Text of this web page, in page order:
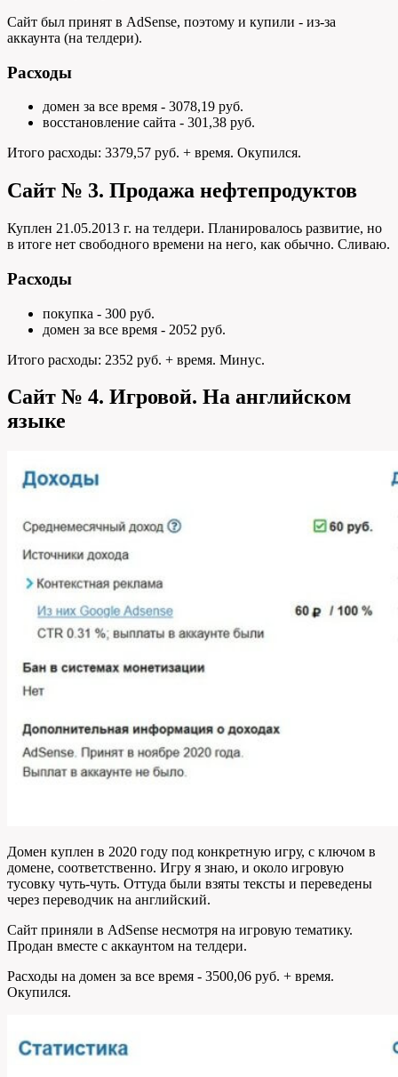
Сайт был принят в AdSense, поэтому и купили - из-за
аккаунта (на телдери).
Расходы
домен за все время - 3078,19 руб.
восстановление сайта - 301,38 руб.
Итого расходы: 3379,57 руб. + время. Окупился.
Сайт № 3. Продажа нефтепродуктов
Куплен 21.05.2013 г. на телдери. Планировалось развитие, но
в итоге нет свободного времени на него, как обычно. Сливаю.
Расходы
покупка - 300 руб.
домен за все время - 2052 руб.
Итого расходы: 2352 руб. + время. Минус.
Сайт № 4. Игровой. На английском
языке
Домен куплен в 2020 году под конкретную игру, с ключом в
домене, соответственно. Игру я знаю, и около игровую
тусовку чуть-чуть. Оттуда были взяты тексты и переведены
через переводчик на английский.
Сайт приняли в AdSense несмотря на игровую тематику.
Продан вместе с аккаунтом на телдери.
Расходы на домен за все время - 3500,06 руб. + время.
Окупился.